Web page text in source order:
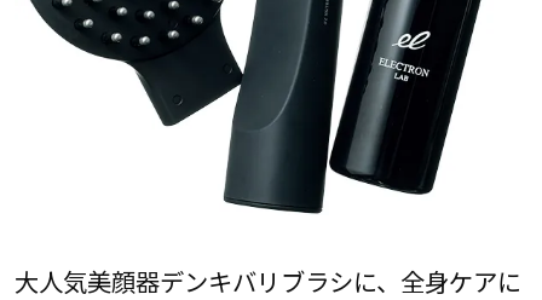
大人気美顔器デンキバリブラシに、全身ケアに